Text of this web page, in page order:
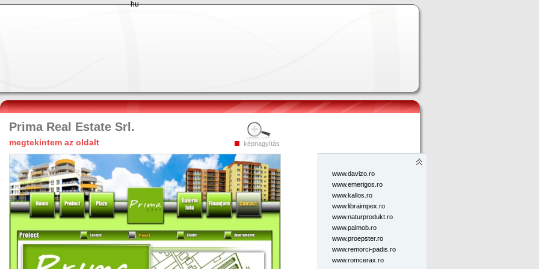
hu
Prima Real Estate Srl.
képnagyítás
megtekintem az oldalt
2009
összes
www.apelalfa.ro
www.davizo.ro
www.emerigos.ro
www.kallos.ro
www.libraimpex.ro
www.naturprodukt.ro
www.palmob.ro
www.proepster.ro
www.remorci-padis.ro
www.romcerax.ro